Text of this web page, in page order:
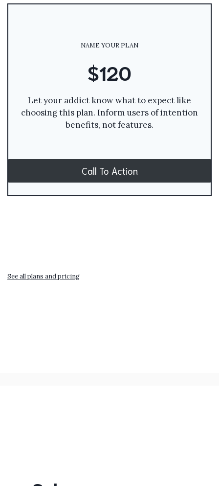
NAME YOUR PLAN
$120
Let your addict know what to expect like
choosing this plan. Inform users of intention
benefits, not features.
Call To Action
See all plans and pricing